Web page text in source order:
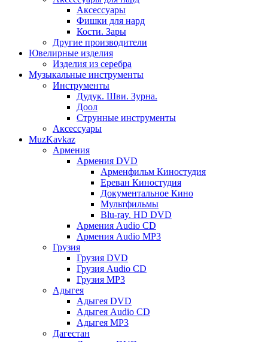
Аксессуары
Фишки для нард
Кости. Зары
Другие производители
Ювелирные изделия
Изделия из серебра
Музыкальные инструменты
Инструменты
Дудук. Шви. Зурна.
Доол
Струнные инструменты
Аксессуары
MuzKavkaz
Армения
Армения DVD
Арменфильм Киностудия
Ереван Киностудия
Документальное Кино
Мультфильмы
Blu-ray. HD DVD
Армения Audio CD
Армения Audio MP3
Грузия
Грузия DVD
Грузия Audio CD
Грузия MP3
Адыгея
Адыгея DVD
Адыгея Audio CD
Адыгея MP3
Дагестан